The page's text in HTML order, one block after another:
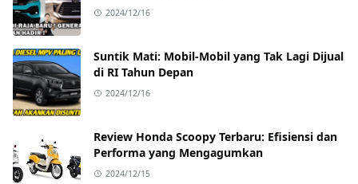
2024/12/16
Suntik Mati: Mobil-Mobil yang Tak Lagi Dijual
di RI Tahun Depan
2024/12/16
Review Honda Scoopy Terbaru: Efisiensi dan
Performa yang Mengagumkan
2024/12/15